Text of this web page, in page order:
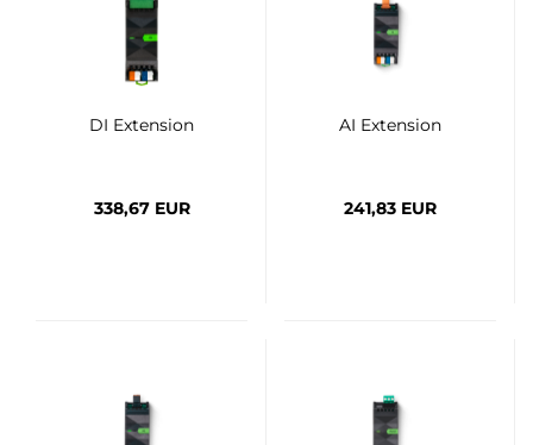
DI Extension
338,67 EUR
AI Extension
241,83 EUR